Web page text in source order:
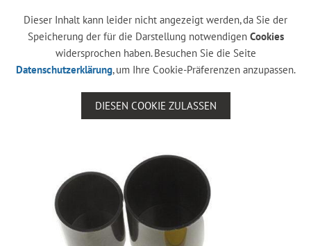
Dieser Inhalt kann leider nicht angezeigt werden, da Sie der
Speicherung der für die Darstellung notwendigen Cookies
widersprochen haben. Besuchen Sie die Seite
Datenschutzerklärung, um Ihre Cookie-Präferenzen anzupassen.
DIESEN COOKIE ZULASSEN